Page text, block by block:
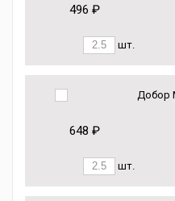
496 ₽
шт.
Добор
648 ₽
шт.